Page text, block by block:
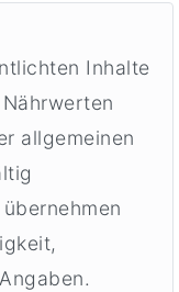
Inhalte
allgemeinen